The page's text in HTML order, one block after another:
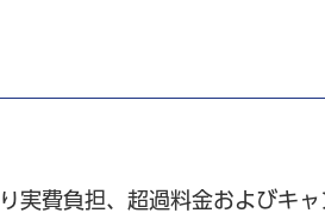
実費負担、超過料金およびキ